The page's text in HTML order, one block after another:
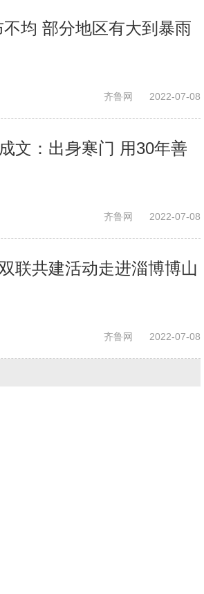
均 部分地区有大到暴雨
齐鲁网 2022-07-08
文：出身寒门 用30年善
齐鲁网 2022-07-08
联共建活动走进淄博博山
齐鲁网 2022-07-08